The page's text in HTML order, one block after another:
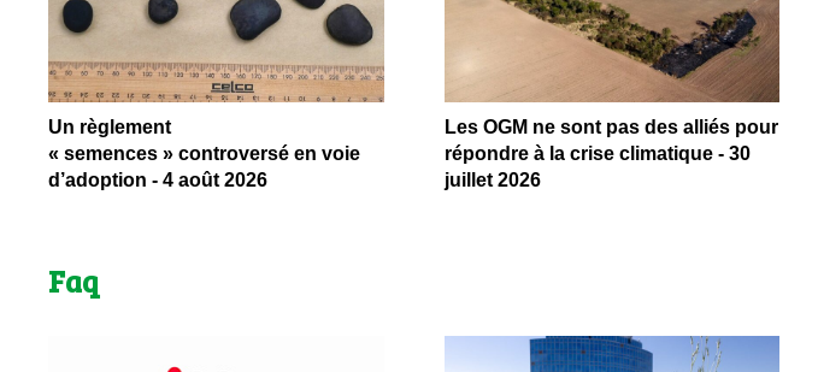
Un règlement
« semences » controversé en voie
d’adoption - 4 août 2026
Les OGM ne sont pas des alliés pour
répondre à la crise climatique - 30
juillet 2026
Faq